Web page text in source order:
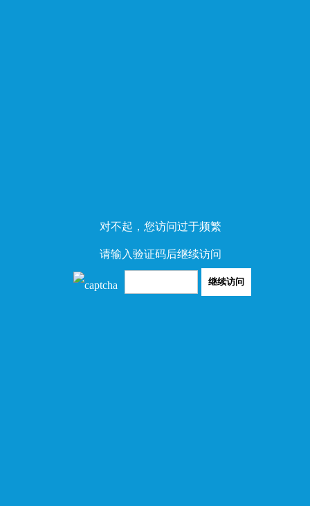
对不起，您访问过于频繁
请输入验证码后继续访问
继续访问